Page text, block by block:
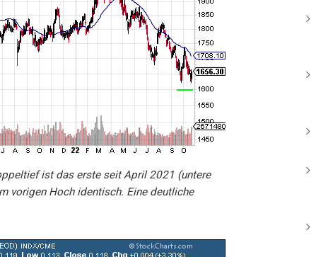
ist das erste seit April 2021 (untere
vorigen Hoch identisch. Eine deutliche